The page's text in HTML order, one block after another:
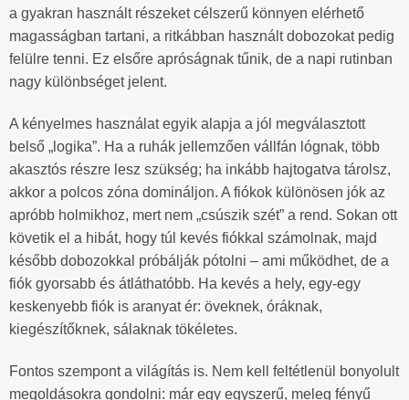
a gyakran használt részeket célszerű könnyen elérhető
magasságban tartani, a ritkábban használt dobozokat pedig
felülre tenni. Ez elsőre apróságnak tűnik, de a napi rutinban
nagy különbséget jelent.
A kényelmes használat egyik alapja a jól megválasztott
belső „logika”. Ha a ruhák jellemzően vállfán lógnak, több
akasztós részre lesz szükség; ha inkább hajtogatva tárolsz,
akkor a polcos zóna domináljon. A fiókok különösen jók az
apróbb holmikhoz, mert nem „csúszik szét” a rend. Sokan ott
követik el a hibát, hogy túl kevés fiókkal számolnak, majd
később dobozokkal próbálják pótolni – ami működhet, de a
fiók gyorsabb és átláthatóbb. Ha kevés a hely, egy-egy
keskenyebb fiók is aranyat ér: öveknek, óráknak,
kiegészítőknek, sálaknak tökéletes.
Fontos szempont a világítás is. Nem kell feltétlenül bonyolult
megoldásokra gondolni: már egy egyszerű, meleg fényű